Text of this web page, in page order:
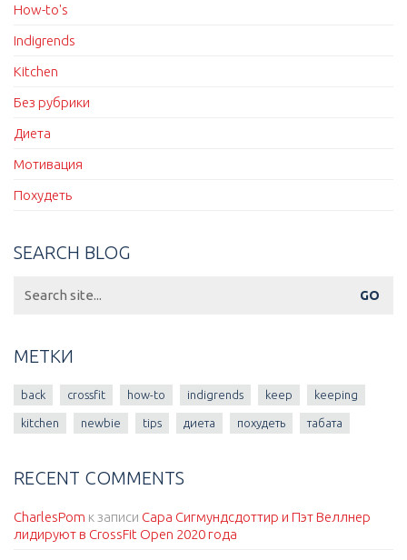
How-to's
Indigrends
Kitchen
Без рубрики
Диета
Мотивация
Похудеть
SEARCH BLOG
for:
МЕТКИ
back crossfit how-to indigrends keep keeping
kitchen newbie tips диета похудеть табата
RECENT COMMENTS
CharlesPom к записи Сара Сигмундсдоттир и Пэт Веллнер
лидируют в CrossFit Open 2020 года